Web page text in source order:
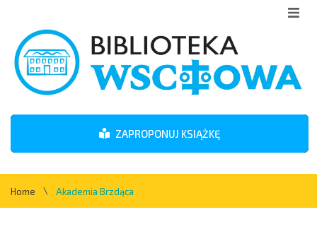
O nas
Wydarzenia
Kontakt
ZAPROPONUJ KSIĄŻKĘ
Home \ Akademia Brzdąca